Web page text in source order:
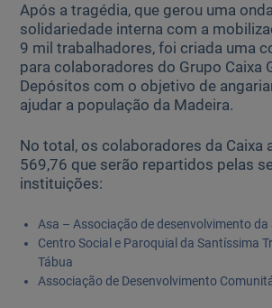
Quero ser cliente:
Aderir ao Caixadirecta Particulares
Aderir ao Caixadirecta Empresas
Links úteis:
Recomendações de Segurança
Registo fornecedor confirming
Após a tragédia, que gerou uma
solidariedade interna com a
9 mil trabalhadores, foi criada uma
para colaboradores do Grupo Caixa
Depósitos com o objetivo de
ajudar a população da Madeira.
No total, os colaboradores da Caixa
569,76 que serão repartidos pelas
instituições:
Asa – Associação de desenvolvimento
Centro Social e Paroquial da Santíssima
Tábua
Associação de Desenvolvimento